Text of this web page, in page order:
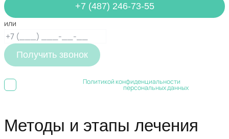
+7 (487) 246-73-55
или
Получить звонок
Политикой конфиденциальности
персональных данных
Методы и этапы лечения